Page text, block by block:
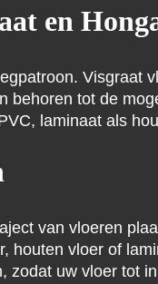
en
Visgraat
behoren tot de
laminaat als
van vloeren
vloer of
uw vloer tot